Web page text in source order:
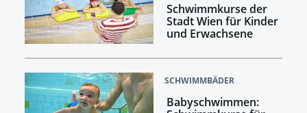
Schwimmkurse der
Stadt Wien für Kinder
und Erwachsene
SCHWIMMBÄDER
Babyschwimmen: